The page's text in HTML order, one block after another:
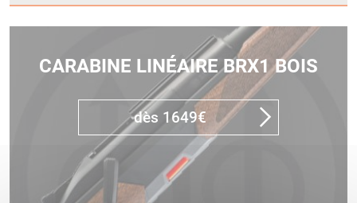
CARABINE LINÉAIRE BRX1 BOIS
dès 1649€